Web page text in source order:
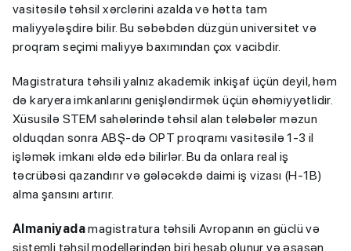
vasitəsilə təhsil xərclərini azalda və hətta tam
maliyyələşdirə bilir. Bu səbəbdən düzgün universitet və
proqram seçimi maliyyə baxımından çox vacibdir.
Magistratura təhsili yalnız akademik inkişaf üçün deyil, həm
də karyera imkanlarını genişləndirmək üçün əhəmiyyətlidir.
Xüsusilə STEM sahələrində təhsil alan tələbələr məzun
olduqdan sonra ABŞ-də OPT proqramı vasitəsilə 1-3 il
işləmək imkanı əldə edə bilirlər. Bu da onlara real iş
təcrübəsi qazandırır və gələcəkdə daimi iş vizası (H-1B)
alma şansını artırır.
Almaniyadamagistratura təhsili Avropanın ən güclü və
sistemli təhsil modellərindən biri hesab olunur və əsasən